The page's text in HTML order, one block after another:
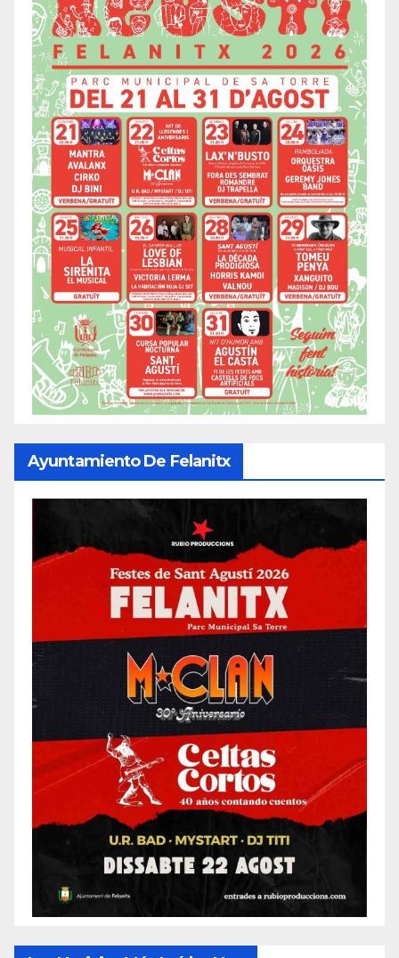
Ayuntamiento De Felanitx